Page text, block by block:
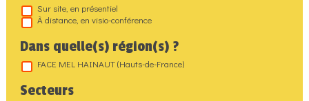
Sur site, en présentiel
À distance, en visio-conférence
Dans quelle(s) région(s) ?
FACE MEL HAINAUT (Hauts-de-France)
Secteurs